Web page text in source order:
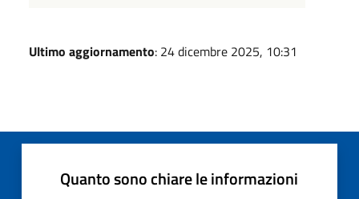
Ultimo aggiornamento: 24 dicembre 2025, 10:31
Quanto sono chiare le informazioni